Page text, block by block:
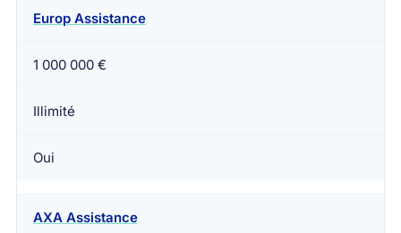
Europ Assistance
1 000 000 €
Illimité
Oui
AXA Assistance